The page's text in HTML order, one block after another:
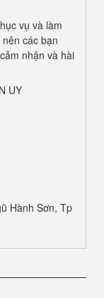
vụ và làm
các bạn
nhận và hài
UY
Hành Sơn, Tp